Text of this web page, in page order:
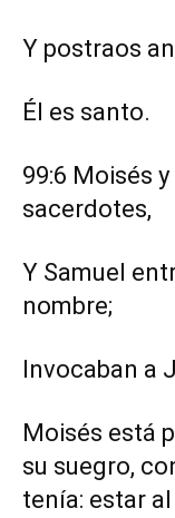
Y postraos
Él es santo.
99:6 Moisés
sacerdotes,
Y Samuel
nombre;
Invocaban a
Moisés está
su suegro,
tenía: estar